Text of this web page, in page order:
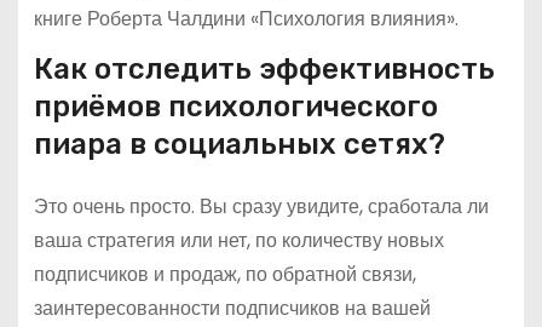
книге Роберта Чалдини «Психология влияния».
Как отследить эффективность
приёмов психологического
пиара в социальных сетях?
Это очень просто. Вы сразу увидите, сработала ли
ваша стратегия или нет, по количеству новых
подписчиков и продаж, по обратной связи,
заинтересованности подписчиков на вашей